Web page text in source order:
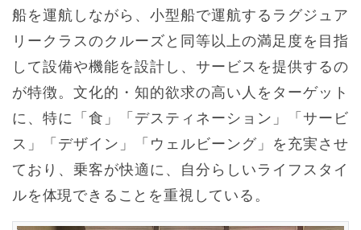
船を運航しながら、小型船で運航するラグジュア
リークラスのクルーズと同等以上の満足度を目指
して設備や機能を設計し、サービスを提供するの
が特徴。文化的・知的欲求の高い人をターゲット
に、特に「食」「デスティネーション」「サービ
ス」「デザイン」「ウェルビーング」を充実させ
ており、乗客が快適に、自分らしいライフスタイ
ルを体現できることを重視している。